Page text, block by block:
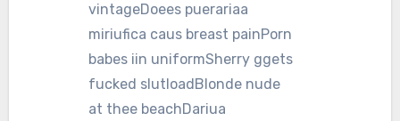
vintageDoees puerariaa
miriufica caus breast painPorn
babes iin uniformSherry ggets
fucked slutloadBlonde nude
at thee beachDariua